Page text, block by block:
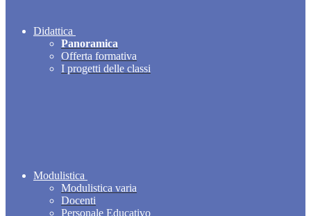
Didattica
Panoramica
Offerta formativa
I progetti delle classi
Modulistica
Modulistica varia
Docenti
Personale Educativo